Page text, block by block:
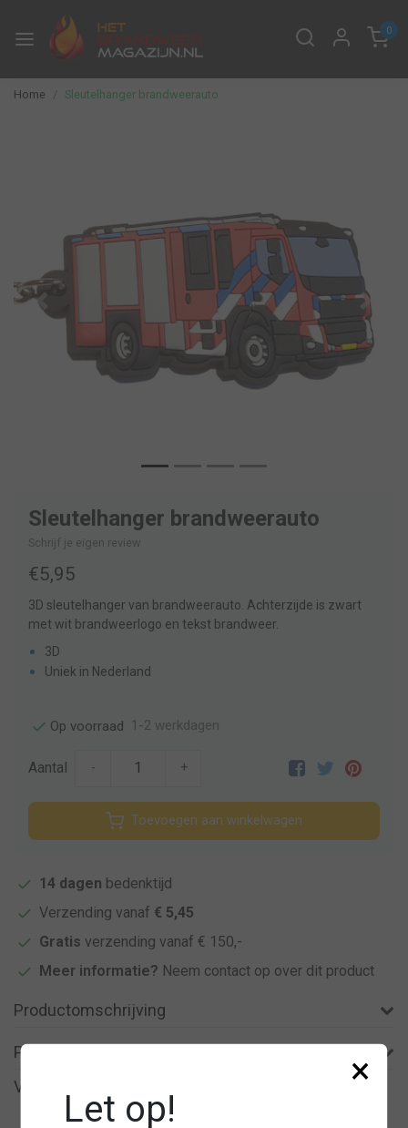
0
Home Sleutelhanger brandweerauto
Vorige
Sleutelhanger brandweerauto
Schrijf je eigen review
€5,95
3D sleutelhanger van brandweerauto. Achterzijde is zwart
met wit brandweerlogo en tekst brandweer.
3D
Uniek in Nederland
Op voorraad 1-2 werkdagen
Aantal - +
Toevoegen aan winkelwagen
14 dagen bedenktijd
Verzending vanaf € 5,45
Gratis verzending vanaf € 150,-
Meer informatie? Neem contact op over dit product
Productomschrijving
Product informatie
Vergelijkbare producten
×
Let op!